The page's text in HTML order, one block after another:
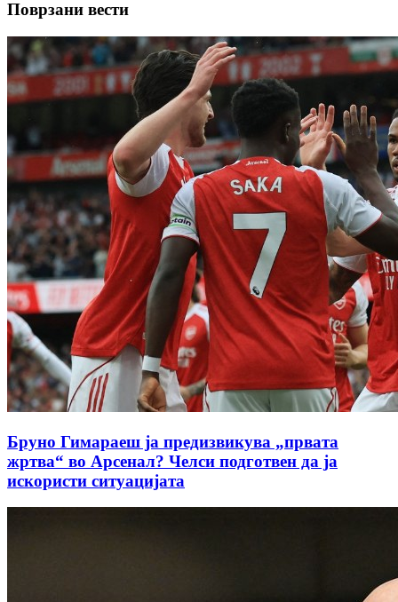
Поврзани вести
Бруно Гимараеш ја предизвикува „првата
жртва“ во Арсенал? Челси подготвен да ја
искористи ситуацијата